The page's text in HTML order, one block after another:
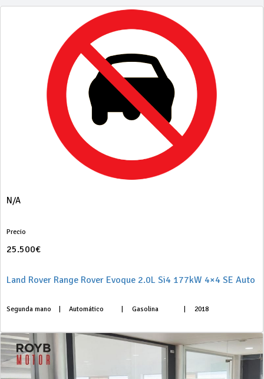
N/A
Precio
25.500€
Land Rover Range Rover Evoque 2.0L Si4 177kW 4×4 SE Auto
Segunda mano Automático Gasolina 2018